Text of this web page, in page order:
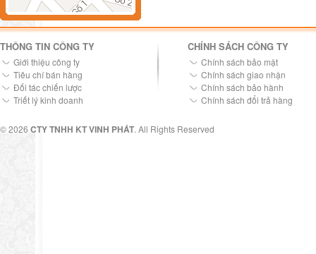
THÔNG TIN CÔNG TY
Giới thiệu công ty
Tiêu chí bán hàng
Đối tác chiến lược
Triết lý kinh doanh
CHÍNH SÁCH CÔNG TY
Chính sách bảo mật
Chính sách giao nhận
Chính sách bảo hành
Chính sách đổi trả hàng
© 2026 CTY TNHH KT VINH PHÁT. All Rights Reserved